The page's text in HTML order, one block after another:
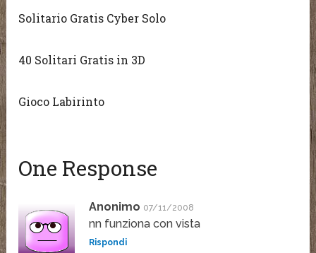
Solitario Gratis Cyber Solo
40 Solitari Gratis in 3D
Gioco Labirinto
One Response
Anonimo 07/11/2008
nn funziona con vista
Rispondi